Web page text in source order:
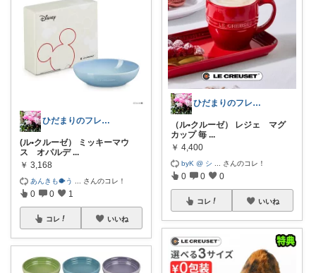
ひだまりのフレンチ🩷ガーデン
(ル•クルーゼ） ミッキーマウ
ス オパルデ ...
￥ 3,168
あんきも🐡う さんのコレ！
0 0 1
コレ いいね
ひだまりのフレンチ🩷ガーデン
（ル•クルーゼ） レジェ マグ
カップ 毎 ...
￥ 4,400
byK @ シ さんのコレ！
0 0 0
コレ いいね